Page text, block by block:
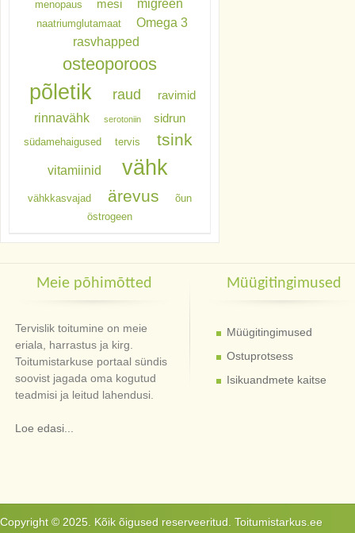
menopaus mesi migreen
naatriumglutamaat
Omega 3
rasvhapped
osteoporoos
põletik raud ravimid
rinnavähk serotoniin sidrun
südamehaigused tervis tsink
vitamiinid vähk
vähkkasvajad ärevus
õun
östrogeen
Meie põhimõtted
Tervislik toitumine on meie
eriala, harrastus ja kirg.
Toitumistarkuse portaal sündis
soovist jagada oma kogutud
teadmisi ja leitud lahendusi.
Loe edasi...
Müügitingimused
Müügitingimused
Ostuprotsess
Isikuandmete kaitse
Copyright © 2025. Kõik õigused reserveeritud. Toitumistarkus.ee